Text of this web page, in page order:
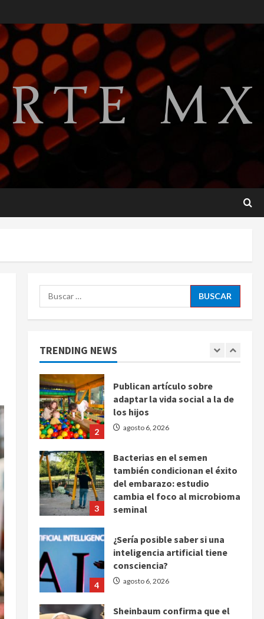
Buscar:
TRENDING NEWS
2
los hijos
agosto 6, 2026
3
Bacterias en el semen
también condicionan el éxito
del embarazo: estudio
cambia el foco al microbioma
seminal
1
demandas millonarias por
2
Publican artículo sobre
adaptar la vida social a la de
los hijos
agosto 6, 2026
3
Bacterias en el semen
también condicionan el éxito
del embarazo: estudio
cambia el foco al microbioma
seminal
4
¿Sería posible saber si una
inteligencia artificial tiene
consciencia?
agosto 6, 2026
Sheinbaum confirma que el